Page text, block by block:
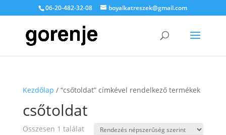
06-20-482-32-08 boyalkatreszek@gmail.com
Kezdőlap / “csőtoldat” címkével rendelkező termékek
csőtoldat
Összesen 1 találat